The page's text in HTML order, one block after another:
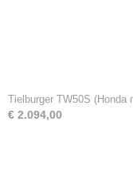
Tielburger TW50S (Honda
€ 2.094,00